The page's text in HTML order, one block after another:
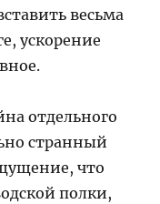
весьма
ускорение
отдельного
странный
что
полки,